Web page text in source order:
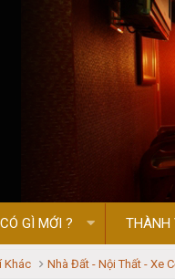
CÓ GÌ MỚI ? THÀNH
Khác Nhà Đất - Nội Thất - Xe